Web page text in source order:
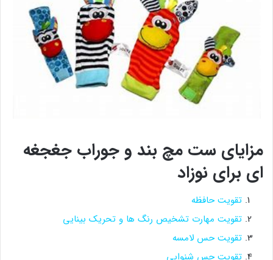
مزایای ست مچ بند و جوراب جغجغه
ای برای نوزاد
تقویت حافظه
تقویت مهارت تشخیص رنگ ها و تحریک بینایی
تقویت حس لامسه
تقویت حس شنوایی